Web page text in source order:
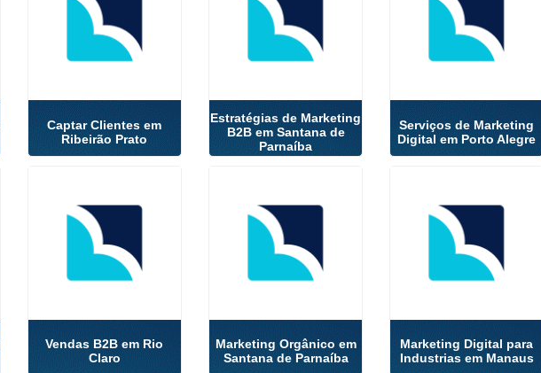
Captar Clientes em
Ribeirão Prato
Estratégias de Marketing
B2B em Santana de
Parnaíba
Serviços de Marketing
Digital em Porto Alegre
Vendas B2B em Rio
Claro
Marketing Orgânico em
Santana de Parnaíba
Marketing Digital para
Industrias em Manaus